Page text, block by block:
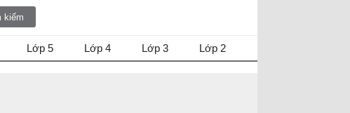
Lớp 5 Lớp 4 Lớp 3 Lớp 2